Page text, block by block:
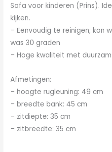
Sofa voor kinderen (Prins).
kijken.
– Eenvoudig te reinigen; kan
was 30 graden
– Hoge kwaliteit met
Afmetingen:
– hoogte rugleuning: 49 cm
– breedte bank: 45 cm
– zitdiepte: 35 cm
– zitbreedte: 35 cm